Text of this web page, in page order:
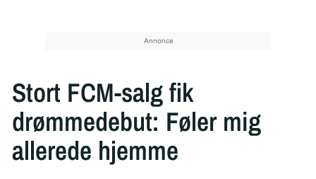
Stort FCM-salg fik
drømmedebut: Føler mig
allerede hjemme